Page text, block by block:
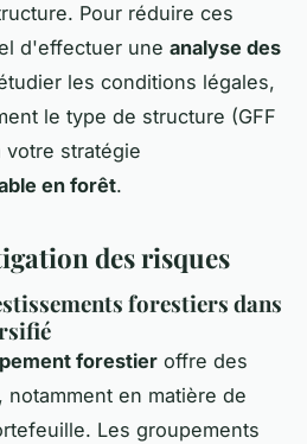
Pour réduire ces
d'effectuer une analyse des
les conditions légales,
le type de structure (GFF
votre stratégie
en forêt.
des risques
forestiers dans
forestier offre des
notamment en matière de
Les groupements